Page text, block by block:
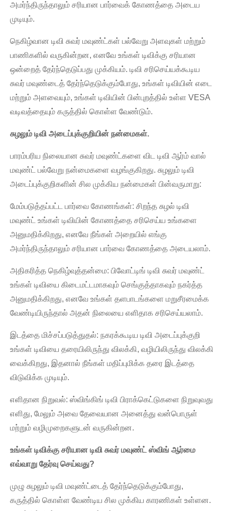
அமர்ந்திருந்தாலும் சரியான பார்வைக் கோணத்தை அடைய
முடியும்.
நெகிழ்வான டிவி சுவர் மவுண்ட்கள் பல்வேறு அளவுகள் மற்றும்
பாணிகளில் வருகின்றன, எனவே உங்கள் டிவிக்கு சரியான
ஒன்றைத் தேர்ந்தெடுப்பது முக்கியம். டிவி சரிசெய்யக்கூடிய
சுவர் மவுண்டைத் தேர்ந்தெடுக்கும்போது, ​​உங்கள் டிவியின் எடை
மற்றும் அளவையும், உங்கள் டிவியின் பின்புறத்தில் உள்ள VESA
வடிவத்தையும் கருத்தில் கொள்ள வேண்டும்.
சுழலும் டிவி அடைப்புக்குறியின் நன்மைகள்.
பாரம்பரிய நிலையான சுவர் மவுண்ட்களை விட டிவி ஆர்ம் வால்
மவுண்ட் பல்வேறு நன்மைகளை வழங்குகிறது. சுழலும் டிவி
அடைப்புக்குறிகளின் சில முக்கிய நன்மைகள் பின்வருமாறு:
மேம்படுத்தப்பட்ட பார்வை கோணங்கள்: சிறந்த சுழல் டிவி
மவுண்ட் உங்கள் டிவியின் கோணத்தை சரிசெய்ய உங்களை
அனுமதிக்கிறது, எனவே நீங்கள் அறையில் எங்கு
அமர்ந்திருந்தாலும் சரியான பார்வை கோணத்தை அடையலாம்.
அதிகரித்த நெகிழ்வுத்தன்மை: பிவோட்டிங் டிவி சுவர் மவுண்ட்
உங்கள் டிவியை கிடைமட்டமாகவும் செங்குத்தாகவும் நகர்த்த
அனுமதிக்கிறது, எனவே உங்கள் தளபாடங்களை மறுசீரமைக்க
வேண்டியிருந்தால் அதன் நிலையை எளிதாக சரிசெய்யலாம்.
இடத்தை மிச்சப்படுத்துதல்: நகரக்கூடிய டிவி அடைப்புக்குறி
உங்கள் டிவியை தரையிலிருந்து விலக்கி, வழியிலிருந்து விலக்கி
வைக்கிறது, இதனால் நீங்கள் மதிப்புமிக்க தரை இடத்தை
விடுவிக்க முடியும்.
எளிதான நிறுவல்: ஸ்விங்கிங் டிவி பிராக்கெட்டுகளை நிறுவுவது
எளிது, மேலும் அவை தேவையான அனைத்து வன்பொருள்
மற்றும் வழிமுறைகளுடன் வருகின்றன.
உங்கள் டிவிக்கு சரியான டிவி சுவர் மவுண்ட் ஸ்விங் ஆர்மை
எவ்வாறு தேர்வு செய்வது?
முழு சுழலும் டிவி மவுண்ட்டைத் தேர்ந்தெடுக்கும்போது, ​​
கருத்தில் கொள்ள வேண்டிய சில முக்கிய காரணிகள் உள்ளன.